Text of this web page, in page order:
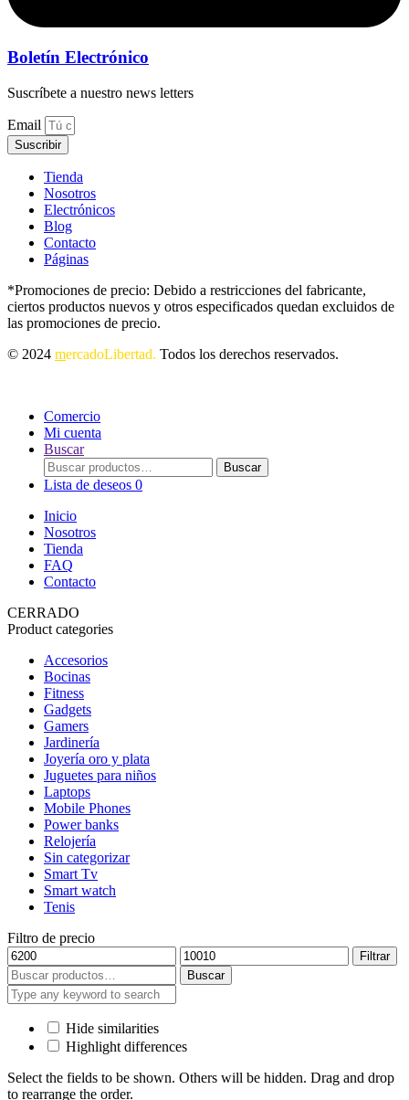
Boletín Electrónico
Suscríbete a nuestro news letters
Email
Suscribir
Tienda
Nosotros
Electrónicos
Blog
Contacto
Páginas
*Promociones de precio: Debido a restricciones del fabricante,
ciertos productos nuevos y otros especificados quedan excluidos de
las promociones de precio.
© 2024 mercadoLibertad. Todos los derechos reservados.
Comercio
Mi cuenta
Buscar
Buscar
por:
Buscar
Lista de deseos 0
Inicio
Nosotros
Tienda
FAQ
Contacto
CERRADO
Product categories
Accesorios
Bocinas
Fitness
Gadgets
Gamers
Jardinería
Joyería oro y plata
Juguetes para niños
Laptops
Mobile Phones
Power banks
Relojería
Sin categorizar
Smart Tv
Smart watch
Tenis
Filtro de precio
Precio
mínimo
Precio
máximo
Filtrar
Buscar
por:
Buscar
Hide similarities
Highlight differences
Select the fields to be shown. Others will be hidden. Drag and drop
to rearrange the order.